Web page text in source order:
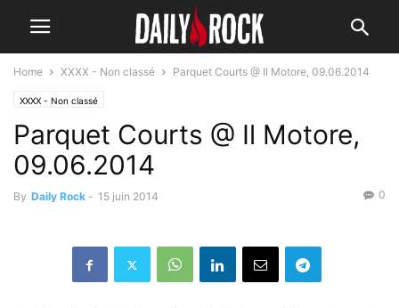
Home XXXX - Non classé Parquet Courts @ Il Motore, 09.06.2014
XXXX - Non classé
Parquet Courts @ Il Motore,
09.06.2014
By Daily Rock - 15 juin 2014 0